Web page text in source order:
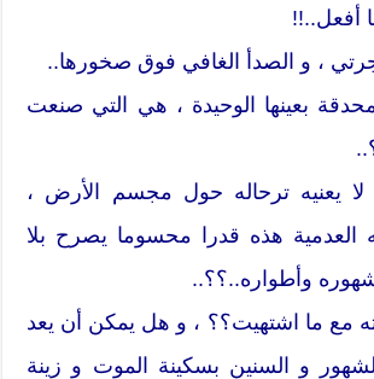
أفعل..!!
، و الصدأ الغافي فوق صخورها..
بعينها الوحيدة ، هي التي صنعت
يعنيه ترحاله حول مجسم الأرض ،
العدمية هذه قدرا محسوما يصرح بلا
وأطواره..؟؟..
مع ما اشتهيت؟؟ ، و هل يمكن أن يعد
و السنين بسكينة الموت و زينة